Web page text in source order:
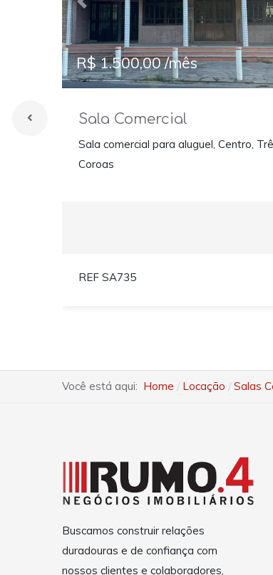
Previous
R$ 1.500,00 /mês
Sala Comercial
Sala comercial para aluguel, Centro,
Coroas
REF SA735
Você está aqui: Home Locação Salas
Buscamos construir relações
duradouras e de confiança com
nossos clientes e colaboradores,